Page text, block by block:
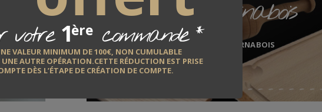
votre1èrecommande *
VALEUR MINIMUM DE 100€, NON CUMULABLE
UNE AUTRE OPÉRATION.CETTE RÉDUCTION EST PRISE
DÈS L’ÉTAPE DE CRÉATION DE COMPTE.
Tournabois
TOURNABOIS